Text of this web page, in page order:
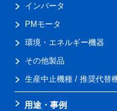
インバータ
PMモータ
環境・エネルギー機器
その他製品
生産中止機種 / 推奨代替
用途・事例